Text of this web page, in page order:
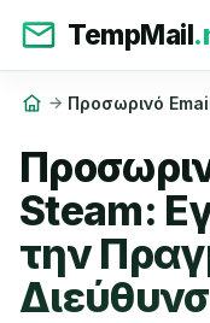
TempMail
Προσωρινό
Steam:
την